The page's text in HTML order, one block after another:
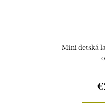
Mini detská